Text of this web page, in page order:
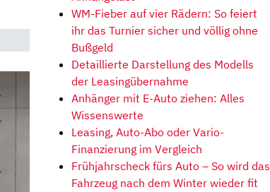
WM-Fieber auf vier Rädern: So feiert
ihr das Turnier sicher und völlig ohne
Bußgeld
Detaillierte Darstellung des Modells
der Leasingübernahme
Anhänger mit E-Auto ziehen: Alles
Wissenswerte
Leasing, Auto-Abo oder Vario-
Finanzierung im Vergleich
Frühjahrscheck fürs Auto – So wird das
Fahrzeug nach dem Winter wieder fit